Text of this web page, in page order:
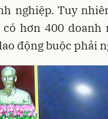
nghiệp. Tuy
có hơn 400
động buộc phải